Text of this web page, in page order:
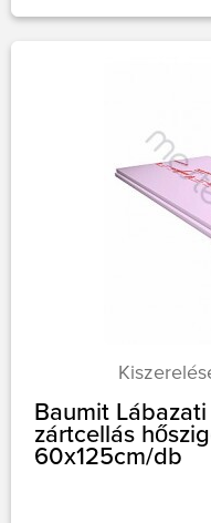
Baumit
zártcellás
60x125cm/db